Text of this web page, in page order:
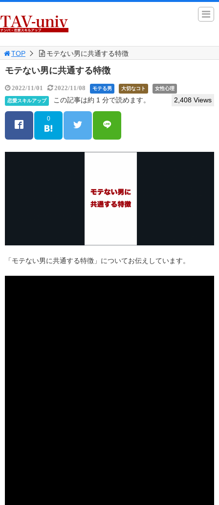
TOP モテない男に共通する特徴
モテない男に共通する特徴
2022/11/01 2022/11/08 モテる男 大切なコト 女性心理
恋愛スキルアップ この記事は約 1 分で読めます。 2,408 Views
0
「モテない男に共通する特徴」についてお伝えしています。